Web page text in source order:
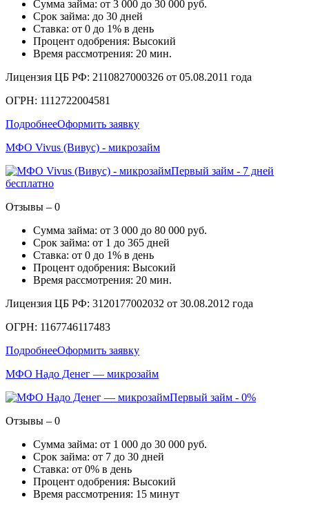
Сумма займа: от 3 000 до 30 000 руб.
Срок займа: до 30 дней
Ставка: от 0 до 1% в день
Процент одобрения: Высокий
Время рассмотрения: 20 мин.
Лицензия ЦБ РФ: 2110827000326 от 05.08.2011 года
ОГРН: 1112722004581
ПодробнееОформить заявку
МФО Vivus (Вивус) - микрозайм
Первый займ - 7 дней
бесплатно
Отзывы – 0
Сумма займа: от 3 000 до 80 000 руб.
Срок займа: от 1 до 365 дней
Ставка: от 0 до 1% в день
Процент одобрения: Высокий
Время рассмотрения: 20 мин.
Лицензия ЦБ РФ: 3120177002032 от 30.08.2012 года
ОГРН: 1167746117483
ПодробнееОформить заявку
МФО Надо Денег — микрозайм
Первый займ - 0%
Отзывы – 0
Сумма займа: от 1 000 до 30 000 руб.
Срок займа: от 7 до 30 дней
Ставка: от 0% в день
Процент одобрения: Высокий
Время рассмотрения: 15 минут